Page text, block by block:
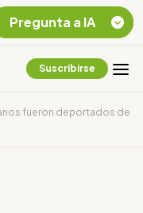
Suscribirse
fueron deportados de
Pregunta a IA
Chevron Ecuador